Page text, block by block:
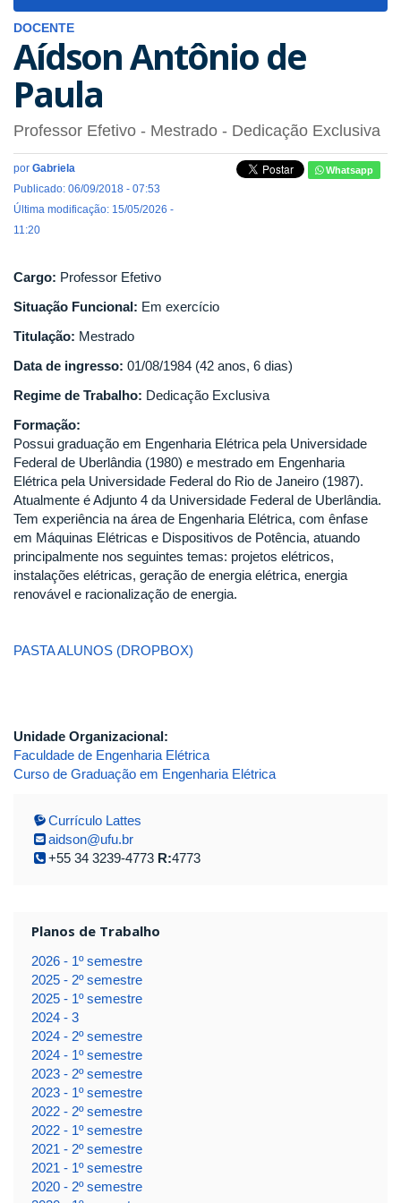
DOCENTE
Aídson Antônio de
Paula
Professor Efetivo - Mestrado - Dedicação Exclusiva
por Gabriela
Publicado: 06/09/2018 - 07:53
Última modificação: 15/05/2026 -
11:20
Whatsapp
Cargo: Professor Efetivo
Situação Funcional: Em exercício
Titulação: Mestrado
Data de ingresso: 01/08/1984 (42 anos, 6 dias)
Regime de Trabalho: Dedicação Exclusiva
Formação:
Possui graduação em Engenharia Elétrica pela Universidade
Federal de Uberlândia (1980) e mestrado em Engenharia
Elétrica pela Universidade Federal do Rio de Janeiro (1987).
Atualmente é Adjunto 4 da Universidade Federal de Uberlândia.
Tem experiência na área de Engenharia Elétrica, com ênfase
em Máquinas Elétricas e Dispositivos de Potência, atuando
principalmente nos seguintes temas: projetos elétricos,
instalações elétricas, geração de energia elétrica, energia
renovável e racionalização de energia.
PASTA ALUNOS (DROPBOX)
Unidade Organizacional:
Faculdade de Engenharia Elétrica
Curso de Graduação em Engenharia Elétrica
Currículo Lattes
aidson@ufu.br
+55 34 3239-4773 R:4773
Planos de Trabalho
2026 - 1º semestre
2025 - 2º semestre
2025 - 1º semestre
2024 - 3
2024 - 2º semestre
2024 - 1º semestre
2023 - 2º semestre
2023 - 1º semestre
2022 - 2º semestre
2022 - 1º semestre
2021 - 2º semestre
2021 - 1º semestre
2020 - 2º semestre